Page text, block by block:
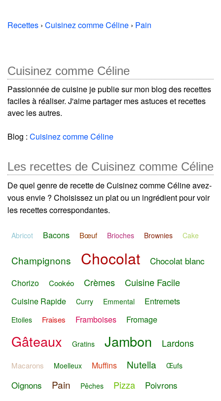
Recettes › Cuisinez comme Céline › Pain
Cuisinez comme Céline
Passionnée de cuisine je publie sur mon blog des recettes
faciles à réaliser. J'aime partager mes astuces et recettes
avec les autres.
Blog : Cuisinez comme Céline
Les recettes de Cuisinez comme Céline
De quel genre de recette de Cuisinez comme Céline avez-
vous envie ? Choisissez un plat ou un ingrédient pour voir
les recettes correspondantes.
Abricot Bacons Bœuf Brioches Brownies Cake
Champignons Chocolat Chocolat blanc
Chorizo Cookéo Crèmes Cuisine Facile
Cuisine Rapide Curry Emmental Entremets
Etoiles Fraises Framboises Fromage
Gâteaux Gratins Jambon Lardons
Macarons Moelleux Muffins Nutella Œufs
Oignons Pain Pêches Pizza
Poivrons